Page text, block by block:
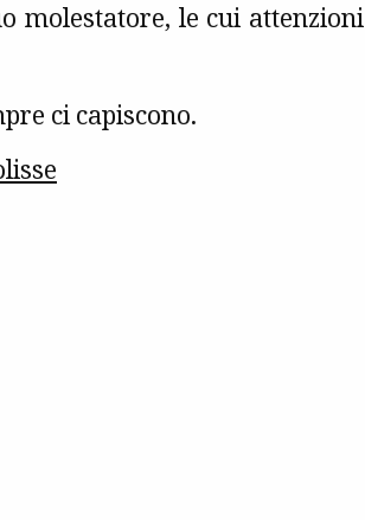
molestatore, le cui attenzioni
ci capiscono.